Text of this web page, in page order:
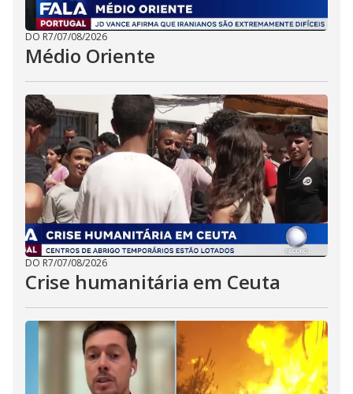
DO R7/07/08/2026
Médio Oriente
DO R7/07/08/2026
Crise humanitária em Ceuta